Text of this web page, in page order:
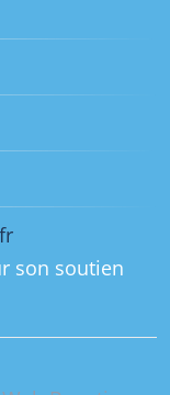
son soutien